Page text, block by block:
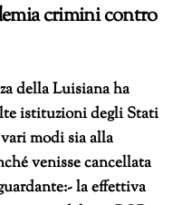
crimini contro
della Luisiana ha
istituzioni degli Stati
modi sia alla
venisse cancellata
la effettiva